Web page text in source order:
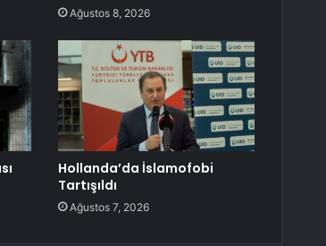
Ağustos 8, 2026
Hollanda’da İslamofobi
Tartışıldı
Ağustos 7, 2026